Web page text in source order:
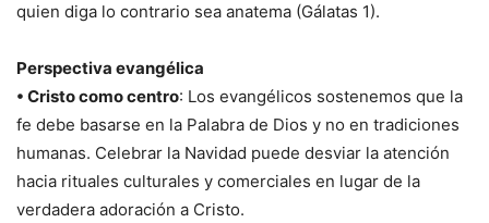
quien diga lo contrario sea anatema (Gálatas 1).
Perspectiva evangélica
• Cristo como centro: Los evangélicos sostenemos que la
fe debe basarse en la Palabra de Dios y no en tradiciones
humanas. Celebrar la Navidad puede desviar la atención
hacia rituales culturales y comerciales en lugar de la
verdadera adoración a Cristo.